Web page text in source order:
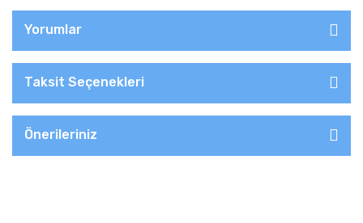
Yorumlar
Taksit Seçenekleri
Önerileriniz